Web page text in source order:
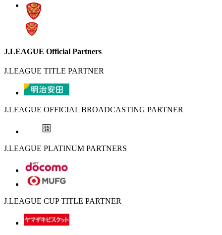
J.LEAGUE Official Partners
J.LEAGUE TITLE PARTNER
J.LEAGUE OFFICIAL BROADCASTING PARTNER
J.LEAGUE PLATINUM PARTNERS
J.LEAGUE CUP TITLE PARTNER